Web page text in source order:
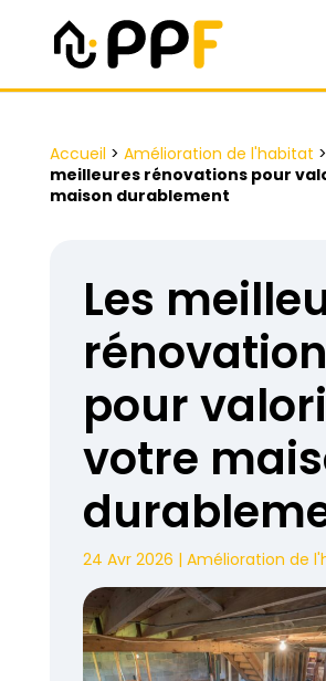
Accueil > Amélioration de l'habitat >
meilleures rénovations pour
maison durablement
Les
pour
votre
24 Avr 2026 | Amélioration de